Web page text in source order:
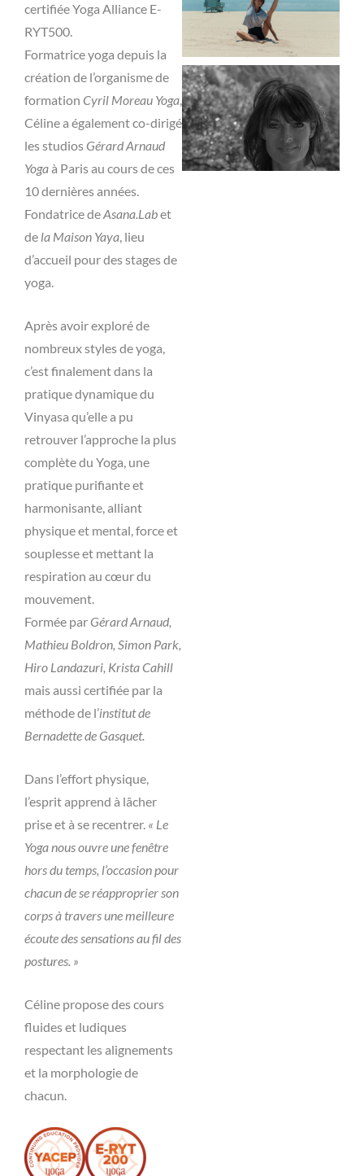
certifiée Yoga Alliance E-
RYT500.
Formatrice yoga depuis la
création de l’organisme de
formation Cyril Moreau Yoga,
Céline a également co-dirigé
les studios Gérard Arnaud
Yogaà Paris au cours de ces
10 dernières années.
Fondatrice deAsana.Labet
de la Maison Yaya, lieu
d’accueil pour des stages de
yoga.
Après avoir exploré de
nombreux styles de yoga,
c’est finalement dans la
pratique dynamique du
Vinyasa qu’elle a pu
retrouver l’approche la plus
complète du Yoga, une
pratique purifiante et
harmonisante, alliant
physique et mental, force et
souplesse et mettant la
respiration au cœur du
mouvement.
Formée par Gérard Arnaud,
Mathieu Boldron, Simon Park,
Hiro Landazuri, Krista Cahill
mais aussi certifiée par la
méthode de l’institut de
Bernadette de Gasquet.
Dans l’effort physique,
l’esprit apprend à lâcher
prise et à se recentrer. « Le
Yoga nous ouvre une fenêtre
hors du temps, l’occasion pour
chacun de se réapproprier son
corps à travers une meilleure
écoute des sensations au fil des
postures. »
Céline propose des cours
fluides et ludiques
respectant les alignements
et la morphologie de
chacun.